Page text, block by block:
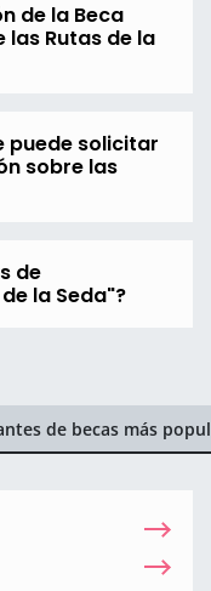
de la Beca
las Rutas de la
puede solicitar
sobre las
de
la Seda"?
de becas más